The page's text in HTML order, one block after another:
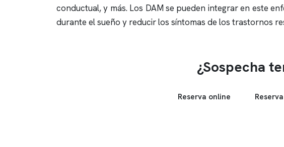
conductual, y más. Los DAM se pueden integrar en este
durante el sueño y reducir los síntomas de los trastornos
¿Sospecha
Reserva online